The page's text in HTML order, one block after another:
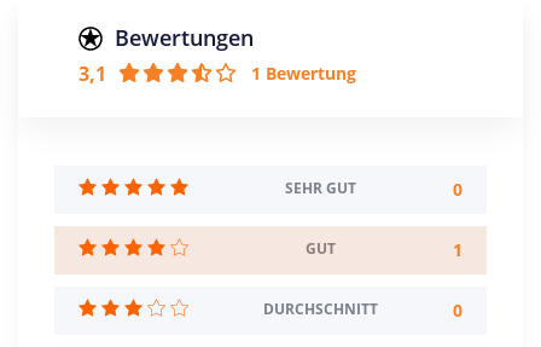
Abschluss
Eignungsprüfung
Creditpoints
180
Regelstudienzeit
Bewertungen
3,1 1 Bewertung
SEHR GUT 0
GUT 1
DURCHSCHNITT 0